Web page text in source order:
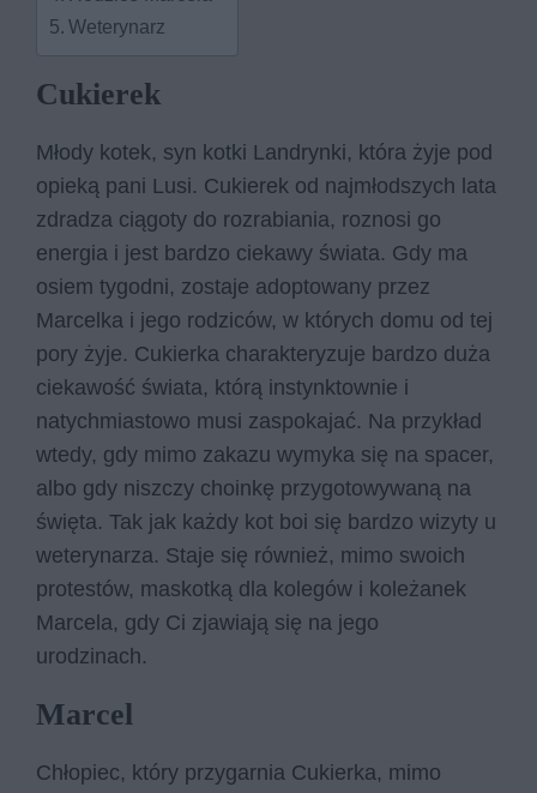
Weterynarz
Cukierek
Młody kotek, syn kotki Landrynki, która żyje pod
opieką pani Lusi. Cukierek od najmłodszych lata
zdradza ciągoty do rozrabiania, roznosi go
energia i jest bardzo ciekawy świata. Gdy ma
osiem tygodni, zostaje adoptowany przez
Marcelka i jego rodziców, w których domu od tej
pory żyje. Cukierka charakteryzuje bardzo duża
ciekawość świata, którą instynktownie i
natychmiastowo musi zaspokajać. Na przykład
wtedy, gdy mimo zakazu wymyka się na spacer,
albo gdy niszczy choinkę przygotowywaną na
święta. Tak jak każdy kot boi się bardzo wizyty u
weterynarza. Staje się również, mimo swoich
protestów, maskotką dla kolegów i koleżanek
Marcela, gdy Ci zjawiają się na jego
urodzinach.
Marcel
Chłopiec, który przygarnia Cukierka, mimo